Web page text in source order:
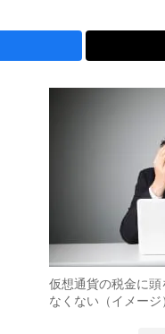
仮想通貨の税金に
なくない（イメージ